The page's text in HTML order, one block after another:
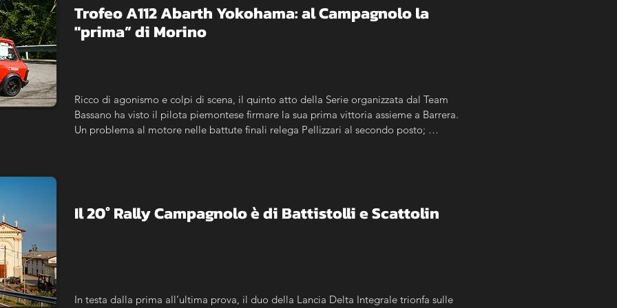
Trofeo A112 Abarth Yokohama: al Campagnolo la
"prima” di Morino
Ricco di agonismo e colpi di scena, il quinto atto della Serie organizzata dal Team
Bassano ha visto il pilota piemontese firmare la sua prima vittoria assieme a Barrera.
Un problema al motore nelle battute finali relega Pellizzari al secondo posto;
Il 20° Rally Campagnolo è di Battistolli e Scattolin
In testa dalla prima all’ultima prova, il duo della Lancia Delta Integrale trionfa sulle